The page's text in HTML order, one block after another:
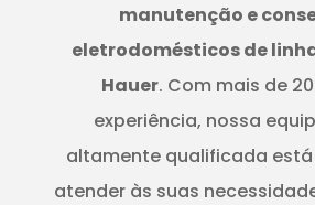
manutenção e
eletrodomésticos de
Hauer. Com mais de
experiência, nossa
altamente qualificada
atender às suas